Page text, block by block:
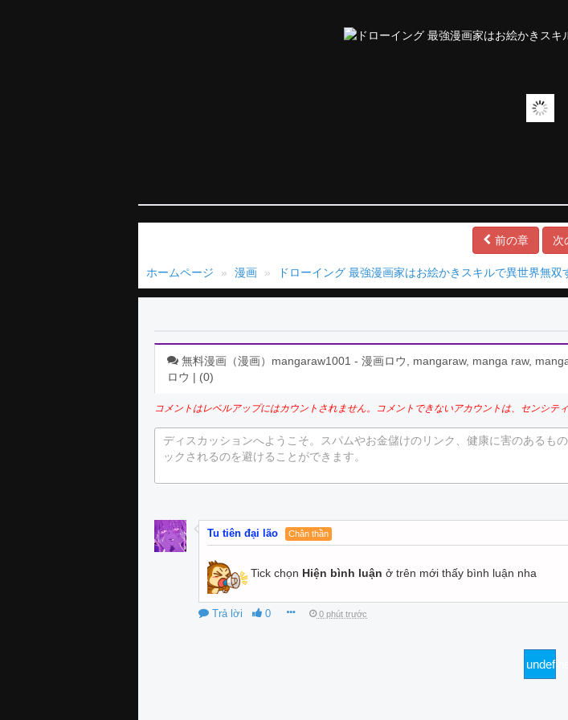
前の章 次
ホームページ 漫画 ドローイング 最強漫画家はお絵かきスキルで異世界無双
無料漫画（漫画）mangaraw1001 - 漫画ロウ, mangaraw, manga raw,
ロウ | (0)
コメントはレベルアップにはカウントされません。コメントできないアカウントは、センシテ
ディスカッションへようこそ。スパムやお金儲けのリンク、健康に害のあるも
ックされるのを避けることができます。
Tu tiên đại lão Chân thần
Tick chọn Hiện bình luận ở trên mới thấy bình luận nha
Trả lời 0 0 phút trước